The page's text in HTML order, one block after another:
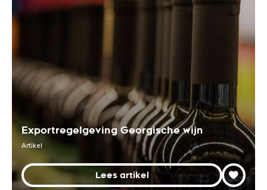
Exportregelgeving Georgische wijn
Artikel
Lees artikel